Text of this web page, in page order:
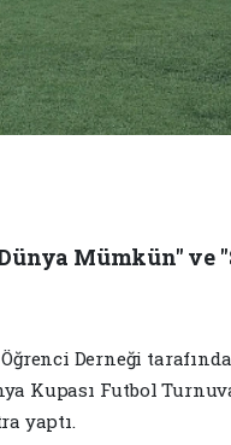
Mümkün" ve
Derneği
Kupası Futbol
yaptı.